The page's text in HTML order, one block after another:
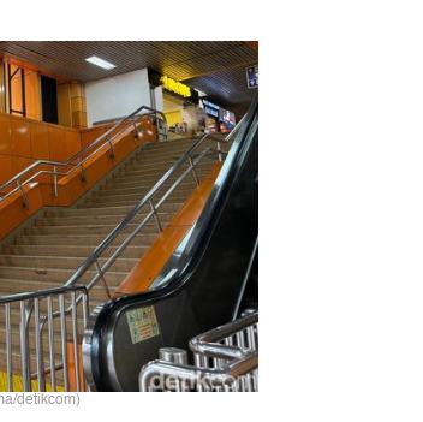
detikcom)